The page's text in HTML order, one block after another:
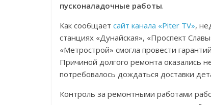
пусконаладочные работы.
Как сообщает сайт канала «Piter TV»,
станциях «Дунайская», «Проспект
«Метрострой» смогла провести
Причиной долгого ремонта оказались
потребовалось дождаться доставки
Контроль за ремонтными работами